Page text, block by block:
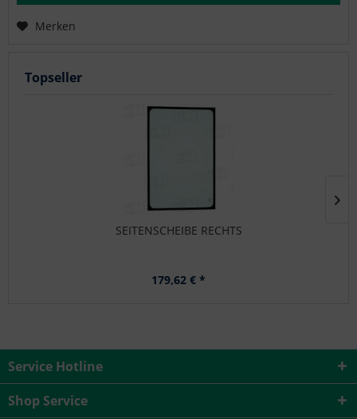
Topseller
SEITENSCHEIBE RECHTS
179,62 € *
Merken
Service Hotline
Shop Service